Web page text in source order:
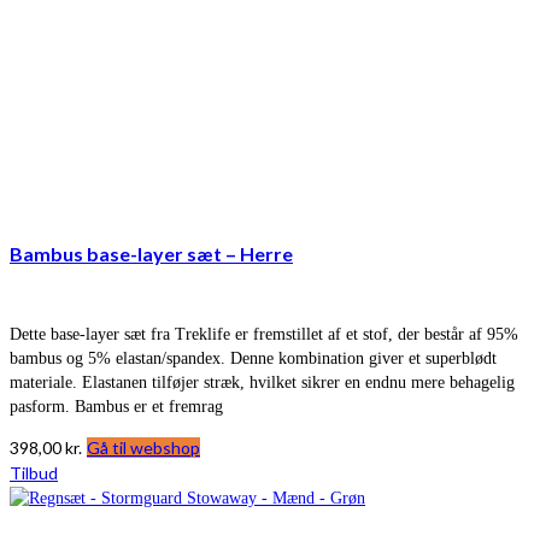
Bambus base-layer sæt – Herre
Dette base-layer sæt fra Treklife er fremstillet af et stof, der består af 95%
bambus og 5% elastan/spandex. Denne kombination giver et superblødt
materiale. Elastanen tilføjer stræk, hvilket sikrer en endnu mere behagelig
pasform. Bambus er et fremrag
398,00kr. Gå til webshop
Tilbud